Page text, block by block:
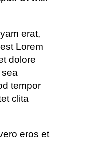
erat,
Lorem
dolore
sea
tempor
clita
eros et